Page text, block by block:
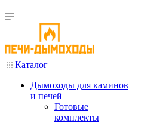
Каталог
Дымоходы для каминов
и печей
Готовые
комплекты